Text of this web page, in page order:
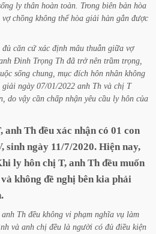
ly thân hoàn toàn. Trong biên bản hòa
vợ chồng không thể hòa giải hàn gắn được
đủ căn cứ xác định mâu thuẫn giữa vợ
Đinh Trọng Th đã trở nên trầm trọng,
sống chung, mục đích hôn nhân không
giải ngày 07/01/2022 anh Th và chị T
do vậy cần chấp nhận yêu cầu ly hôn của
anh Th đều xác nhận có 01 con
sinh ngày 11/7/2020. Hiện nay,
ly hôn chị T, anh Th đều muốn
và không đề nghị bên kia phải
anh Th đều không vi phạm nghĩa vụ làm
và anh chị đều là người có đủ điều kiện